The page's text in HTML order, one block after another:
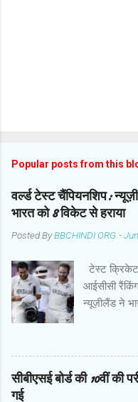
Popular posts from this
वर्ल्ड टेस्ट चैंपियनशिप:
भारत को 8 विकेट से हराया
Posted ByBBCHINDI ORG -
टेस्ट क्रिकेट
आईसीसी
न्यूज़ीलैंड ने
विकेट से
छठे दिन
और रॉस टेलर
टेस्ट
सीबीएसई बोर्ड की 10वीं की
गई